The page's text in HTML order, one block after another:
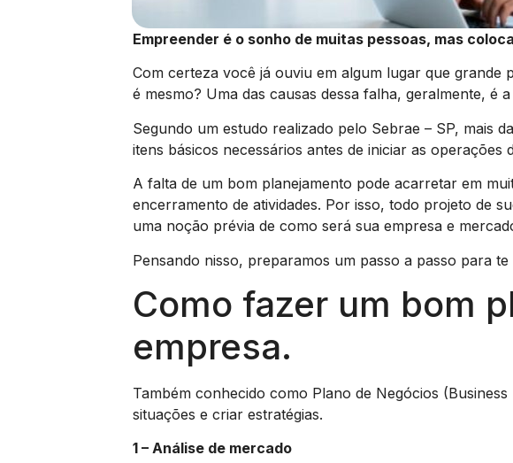
Empreender é o sonho de muitas pessoas, mas
Com certeza você já ouviu em algum lugar que grande
é mesmo? Uma das causas dessa falha, geralmente, é
Segundo um estudo realizado pelo Sebrae – SP, mais
itens básicos necessários antes de iniciar as operações
A falta de um bom planejamento pode acarretar em
encerramento de atividades. Por isso, todo projeto de
uma noção prévia de como será sua empresa e
Pensando nisso, preparamos um passo a passo para
Como fazer um bom
empresa.
Também conhecido como Plano de Negócios
situações e criar estratégias.
1 – Análise de mercado